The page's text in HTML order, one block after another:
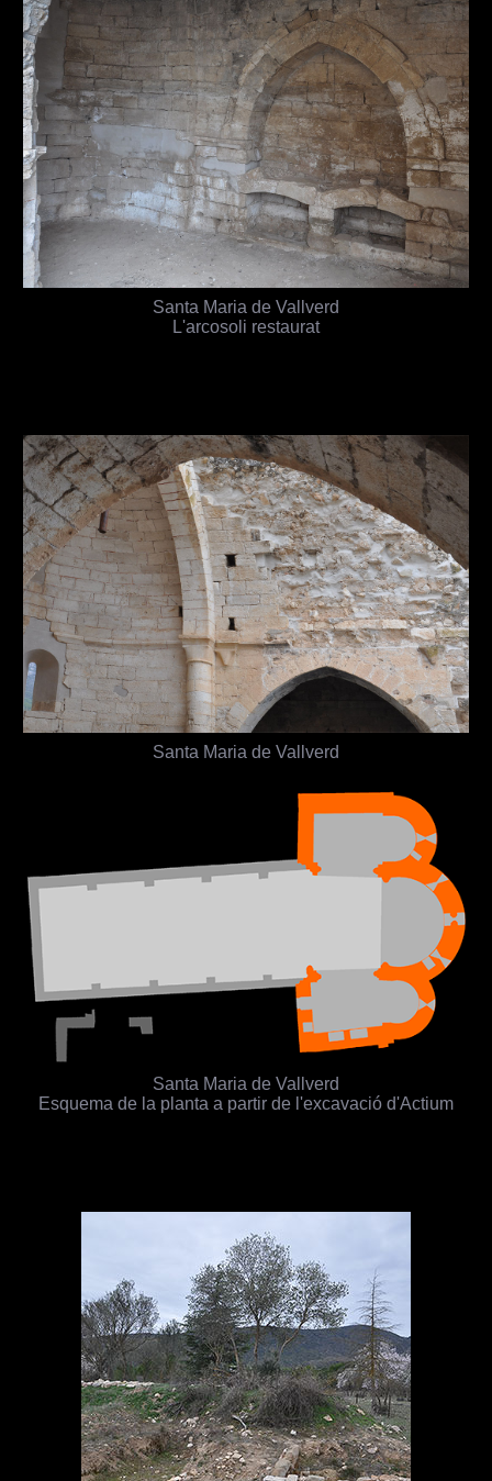
Santa Maria de Vallverd
L'arcosoli restaurat
Santa Maria de Vallverd
Santa Maria de Vallverd
Esquema de la planta a partir de l'excavació d'Actium